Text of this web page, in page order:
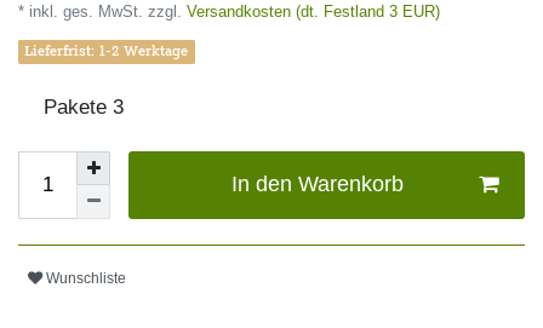
* inkl. ges. MwSt. zzgl. Versandkosten (dt. Festland 3 EUR)
Lieferfrist: 1-2 Werktage
Pakete 3
In den Warenkorb
Wunschliste